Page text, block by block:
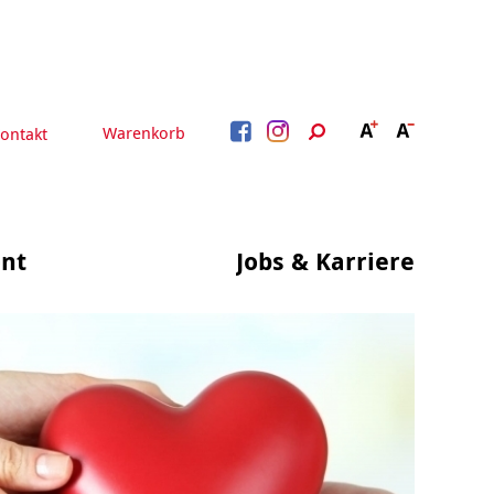
Warenkorb
Psychosoziale Angebote
Gesetzliche Betreuung
Quartiersmanagement
Schuldnerberatung
Beratung &
Qualifizierung
Beratung für Menschen
mit Schwerbehinderung
Jobs & Karriere